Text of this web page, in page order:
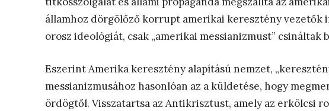
államhoz dörgölőző korrupt amerikai keresztény vezetők
orosz ideológiát, csak „amerikai messianizmust” csináltak
Eszerint Amerika keresztény alapítású nemzet,
messianizmusához hasonlóan az a küldetése, hogy
ördögtől. Visszatartsa az Antikrisztust, amely az erkölcsi